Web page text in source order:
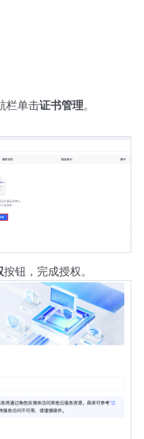
栏单击证书管理。
按钮，完成授权。